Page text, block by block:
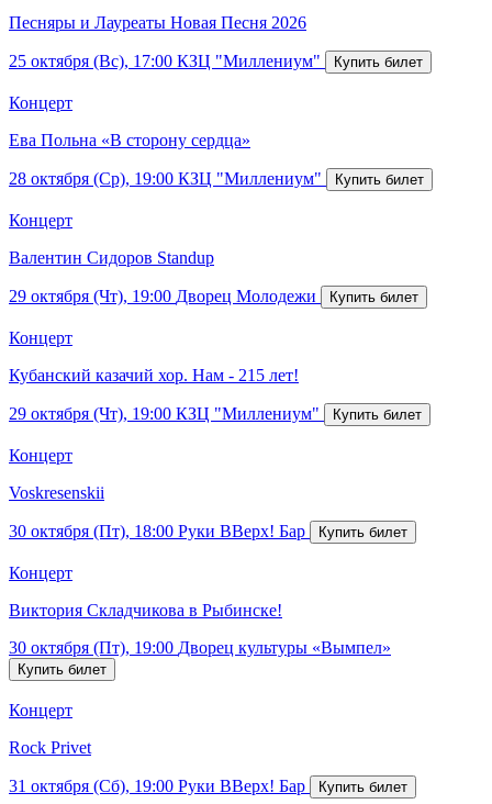
Песняры и Лауреаты Новая Песня 2026
25 октября (Вс), 17:00 КЗЦ "Миллениум"
Концерт
Ева Польна «В сторону сердца»
28 октября (Ср), 19:00 КЗЦ "Миллениум"
Концерт
Валентин Сидоров Standup
29 октября (Чт), 19:00 Дворец Молодежи
Концерт
Кубанский казачий хор. Нам - 215 лет!
29 октября (Чт), 19:00 КЗЦ "Миллениум"
Концерт
Voskresenskii
30 октября (Пт), 18:00 Руки ВВерх! Бар
Концерт
Виктория Складчикова в Рыбинске!
30 октября (Пт), 19:00 Дворец культуры «Вымпел»
Концерт
Rock Privet
31 октября (Сб), 19:00 Руки ВВерх! Бар